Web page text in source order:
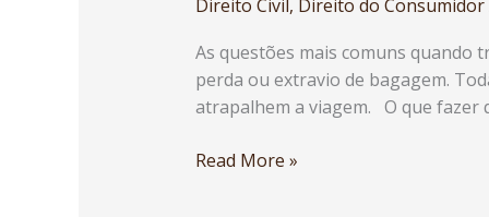
Direito Civil, Direito do Consumidor
As questões mais comuns quando
perda ou extravio de bagagem.
atrapalhem a viagem. O que fazer
Read More »